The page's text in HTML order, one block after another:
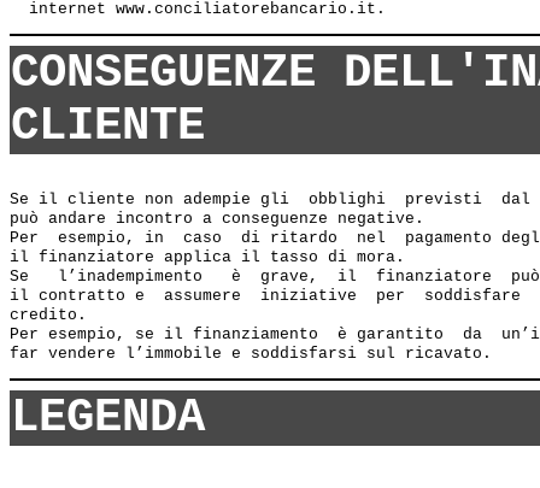
CONSEGUENZE
CLIENTE
Se il cliente non adempie gli  obblighi  previsti  dal
può andare incontro a conseguenze negative.
Per  esempio, in  caso  di ritardo  nel  pagamento
il finanziatore applica il tasso di mora.
Se   l’inadempimento   è  grave,  il  finanziatore
il contratto e  assumere  iniziative  per
credito.
Per esempio, se il finanziamento  è garantito  da
LEGENDA